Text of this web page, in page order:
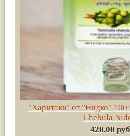
"Харитаки" от "Нидко"
Chebula
420.00